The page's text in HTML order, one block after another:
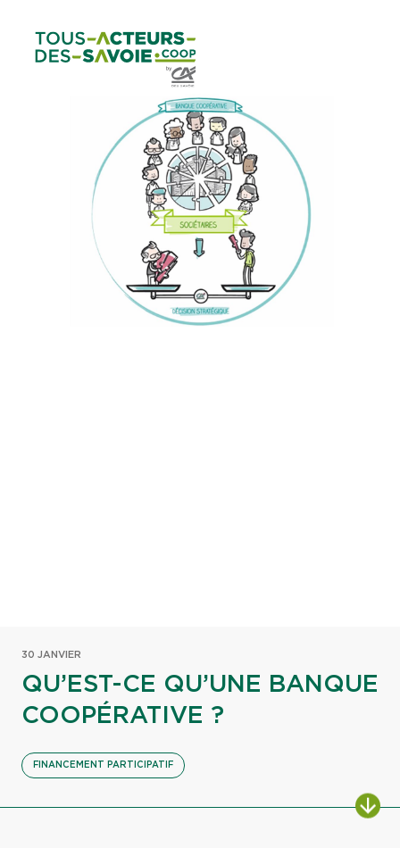
contenu
principal
30 JANVIER
QU’EST-CE QU’UNE BANQUE
COOPÉRATIVE ?
FINANCEMENT PARTICIPATIF